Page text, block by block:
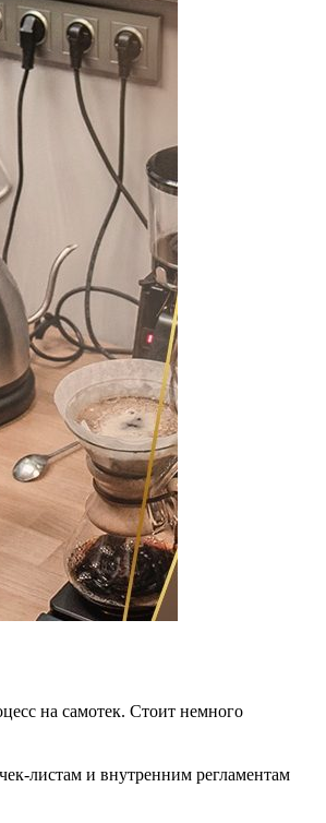
на самотек. Стоит немного
листам и внутренним регламентам